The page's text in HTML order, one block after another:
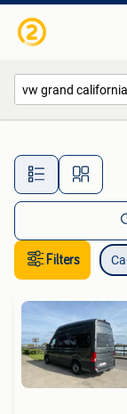
Filters